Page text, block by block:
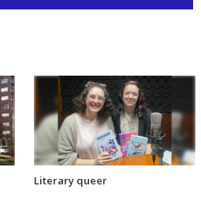
Literary queer